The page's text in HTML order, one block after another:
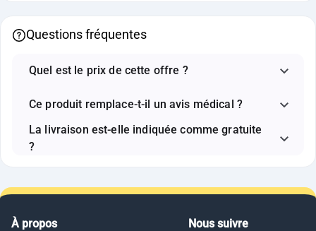
Questions fréquentes
Quel est le prix de cette offre ?
Ce produit remplace-t-il un avis médical ?
La livraison est-elle indiquée comme gratuite
?
À propos
Nous suivre